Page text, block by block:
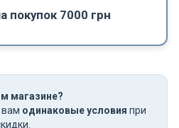
покупок 7000 грн
магазине?
одинаковые условия при